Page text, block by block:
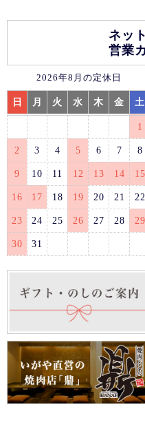
ネッ
営業
2026年8月の定休日
日 月 火 水 木 金 土
1
2 3 4 5 6 7 8
9 10 11 12 13 14 15
16 17 18 19 20 21 22
23 24 25 26 27 28 29
30 31